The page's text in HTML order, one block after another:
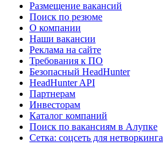
Размещение вакансий
Поиск по резюме
О компании
Наши вакансии
Реклама на сайте
Требования к ПО
Безопасный HeadHunter
HeadHunter API
Партнерам
Инвесторам
Каталог компаний
Поиск по вакансиям в Алупке
Сетка: соцсеть для нетворкинга